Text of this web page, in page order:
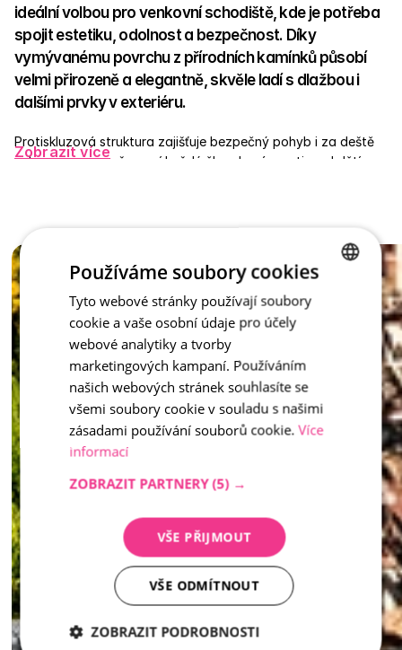
ideální volbou pro venkovní schodiště, kde je potřeba
spojit estetiku, odolnost a bezpečnost. Díky
vymývanému povrchu z přírodních kamínků působí
velmi přirozeně a elegantně, skvěle ladí s dlažbou i
dalšími prvky v exteriéru.
Protiskluzová struktura zajišťuje bezpečný pohyb i za deště
nebo v mrazu, což ocení každý člen domácnosti – od dětí po
Vymývaný schod není jen praktickým prvkem – je to stylový
doplněk, který dotváří celkový ráz vašeho venkovního
prostoru.
Zobrazit více
inspirace - Vymývaný kámen
CZECH
Používáme soubory cookies
Tyto webové stránky používají soubory
cookie a vaše osobní údaje pro účely
webové analytiky a tvorby
marketingových kampaní. Používáním
našich webových stránek souhlasíte se
všemi soubory cookie v souladu s našimi
zásadami používání souborů cookie. Více
informací
ZOBRAZIT PARTNERY (5) →
VŠE PŘIJMOUT
VŠE ODMÍTNOUT
ZOBRAZIT PODROBNOSTI